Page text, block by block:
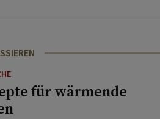
für wärmende